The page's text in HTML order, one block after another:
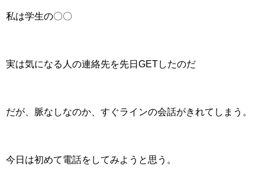
私は学生の〇〇
実は気になる人の連絡先を先日GETしたのだ
だが、脈なしなのか、すぐラインの会話がきれてしまう。
今日は初めて電話をしてみようと思う。